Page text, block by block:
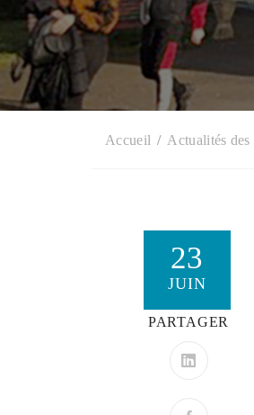
Accueil Actualités des
23
JUIN
PARTAGER